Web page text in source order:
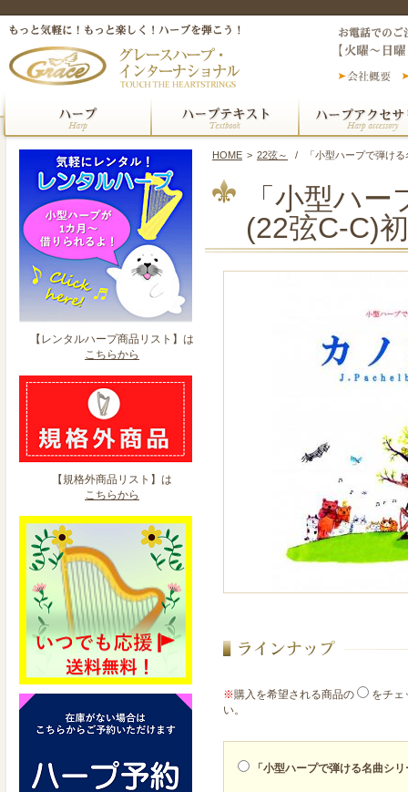
【レンタルハープ商品リスト】は
こちらから
【規格外商品リスト】は
こちらから
HOME > 22弦～ / 「小型ハープで弾け
「小型ハ
(22弦C-C)
※購入を希望される商品の
をチェ
い。
「小型ハープで弾ける名曲